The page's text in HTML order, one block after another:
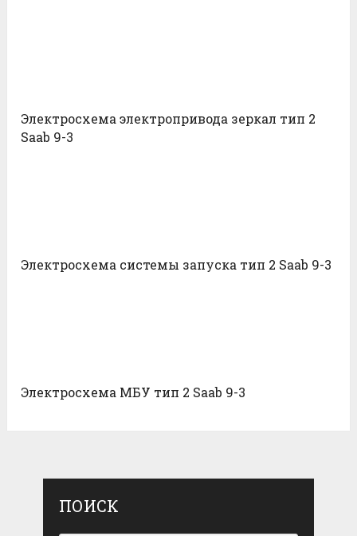
Электросхема электропривода зеркал тип 2
Saab 9-3
Электросхема системы запуска тип 2 Saab 9-3
Электросхема МБУ тип 2 Saab 9-3
ПОИСК